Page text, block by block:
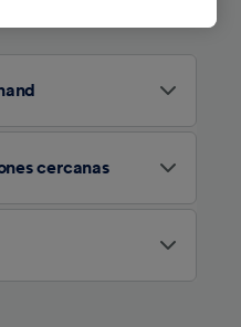
cercanas
Tus
asociados
geográfica
las
para su